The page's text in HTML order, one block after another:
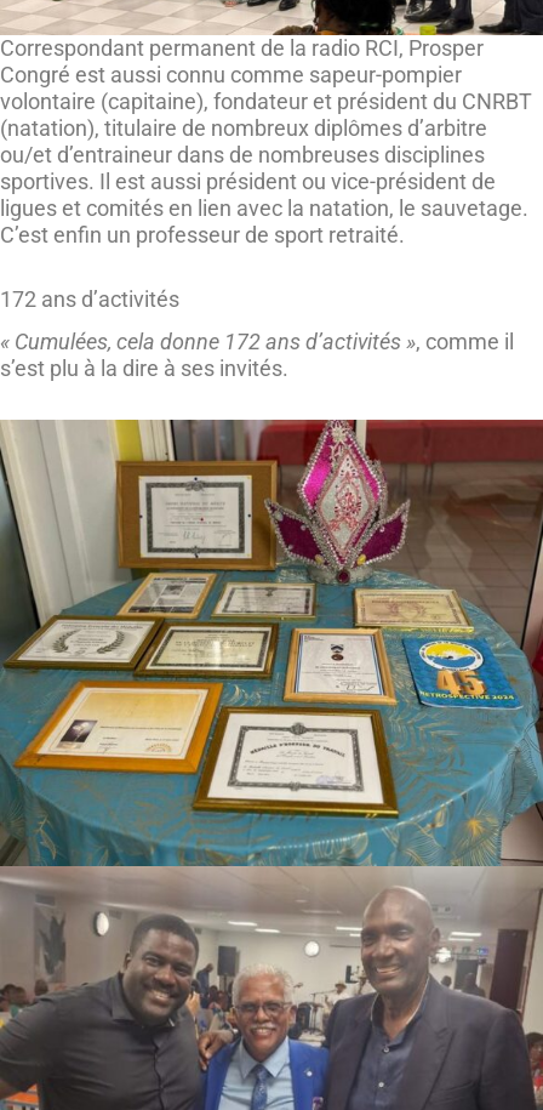
Correspondant permanent de la radio RCI, Prosper
Congré est aussi connu comme sapeur-pompier
volontaire (capitaine), fondateur et président du CNRBT
(natation), titulaire de nombreux diplômes d’arbitre
ou/et d’entraineur dans de nombreuses disciplines
sportives. Il est aussi président ou vice-président de
ligues et comités en lien avec la natation, le sauvetage.
C’est enfin un professeur de sport retraité.
172 ans d’activités
« Cumulées, cela donne 172 ans d’activités », comme il
s’est plu à la dire à ses invités.